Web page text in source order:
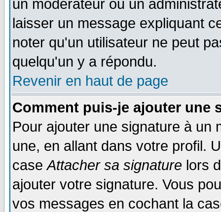
un modérateur ou un
laisser un message expliquant
noter qu'un utilisateur ne peut
quelqu'un y a répondu.
Revenir en haut de page
Comment puis-je ajouter une
Pour ajouter une signature à un
une, en allant dans votre profil.
caseAttacher sa signature lors
ajouter votre signature. Vous
vos messages en cochant la